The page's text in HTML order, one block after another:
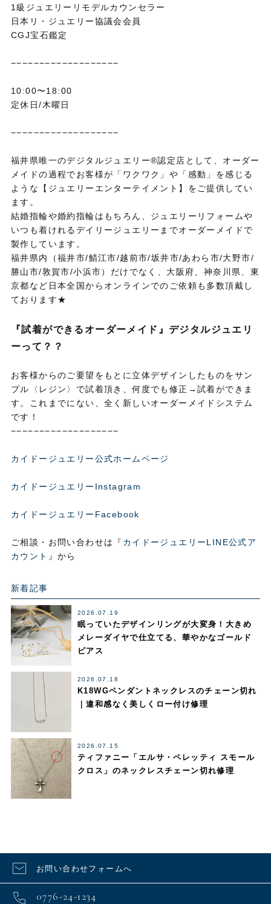
1級ジュエリーリモデルカウンセラー
日本リ・ジュエリー協議会会員
CGJ宝石鑑定
−−−−−−−−−−−−−−−−−−−
10:00〜18:00
定休日/木曜日
−−−−−−−−−−−−−−−−−−−
福井県唯一のデジタルジュエリー®認定店として、オーダー
メイドの過程でお客様が「ワクワク」や「感動」を感じる
ような【ジュエリーエンターテイメント】をご提供してい
ます。
結婚指輪や婚約指輪はもちろん、ジュエリーリフォームや
いつも着けれるデイリージュエリーまでオーダーメイドで
製作しています。
福井県内（福井市/鯖江市/越前市/坂井市/あわら市/大野市/
勝山市/敦賀市/小浜市）だけでなく、大阪府、神奈川県、東
京都など日本全国からオンラインでのご依頼も多数頂戴し
ております★
『試着ができるオーダーメイド』デジタルジュエリ
ーって？？
お客様からのご要望をもとに立体デザインしたものをサン
プル〈レジン〉で試着頂き、何度でも修正→試着ができま
す。これまでにない、全く新しいオーダーメイドシステム
です！
−−−−−−−−−−−−−−−−−−−
カイドージュエリー公式ホームページ
カイドージュエリーInstagram
カイドージュエリーFacebook
ご相談・お問い合わせは『 カイドージュエリーLINE公式ア
カウント 』から
新着記事
2026.07.19
眠っていたデザインリングが大変身！大きめ
メレーダイヤで仕立てる、華やかなゴールド
ピアス
2026.07.18
K18WGペンダントネックレスのチェーン切れ
｜違和感なく美しくロー付け修理
2026.07.15
ティファニー「エルサ・ペレッティ スモール
クロス」のネックレスチェーン切れ修理
お問い合わせフォームへ
0776-24-1234